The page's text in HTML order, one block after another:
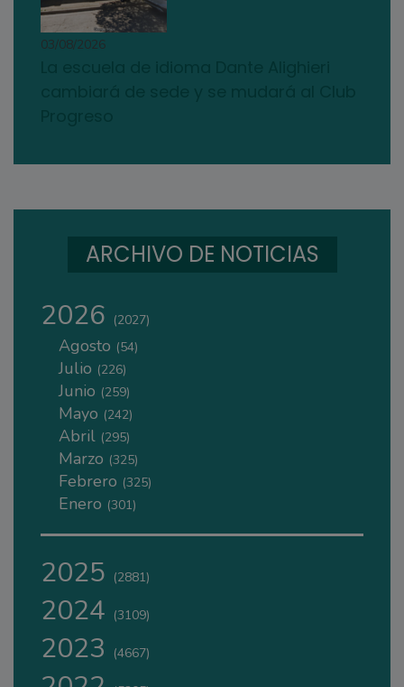
03/08/2026
ARCHIVO DE NOTICIAS
2026 (2027)
Agosto (54)
Julio (226)
Junio (259)
Mayo (242)
Abril (295)
Marzo (325)
Febrero (325)
Enero (301)
2025 (2881)
2024 (3109)
2023 (4667)